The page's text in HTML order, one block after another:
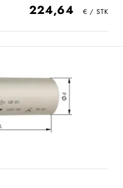
224,64